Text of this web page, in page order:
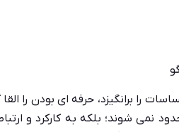
را برانگیزد، حرفه ای بودن را القا
نمی شوند؛ بلکه به کارکرد و